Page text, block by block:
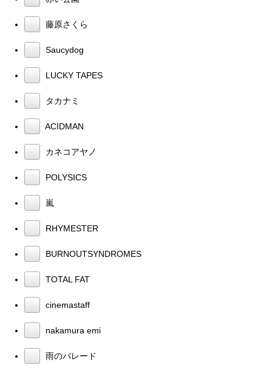
藤原さくら
Saucydog
LUCKY TAPES
タカナミ
ACIDMAN
カネコアヤノ
POLYSICS
嵐
RHYMESTER
BURNOUTSYNDROMES
TOTAL FAT
cinemastaff
nakamura emi
雨のパレード